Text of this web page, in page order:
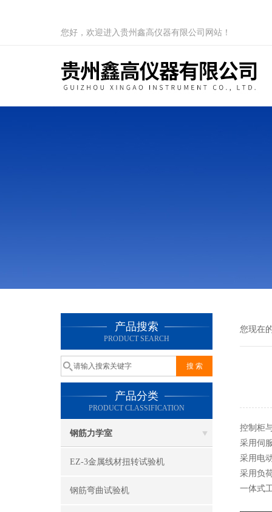
您好，欢迎进入贵州鑫高仪器有限公司网站！
产品搜索
PRODUCT SEARCH
产品分类
PRODUCT CLASSIFICATION
钢筋力学室
EZ-3金属线材扭转试验机
钢筋弯曲试验机
您现在
控制柜
采用伺
采用电
采用负
一体式